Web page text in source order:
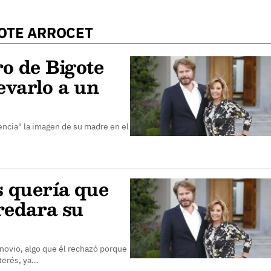
ARROCET
de Bigote
a un
la imagen de su madre en el
quería que
su
algo que él rechazó porque
ya…